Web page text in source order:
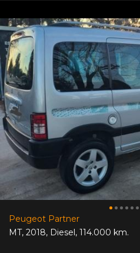
Peugeot Partner
MT, 2018, Diesel, 114.000 km.